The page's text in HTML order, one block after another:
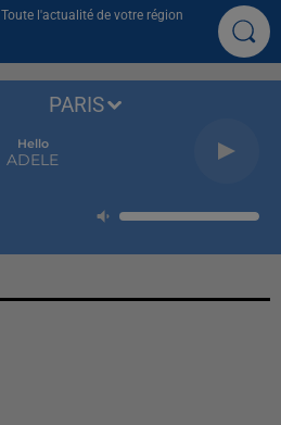
Toute l'actualité de votre région
Hello
ADELE
PARIS